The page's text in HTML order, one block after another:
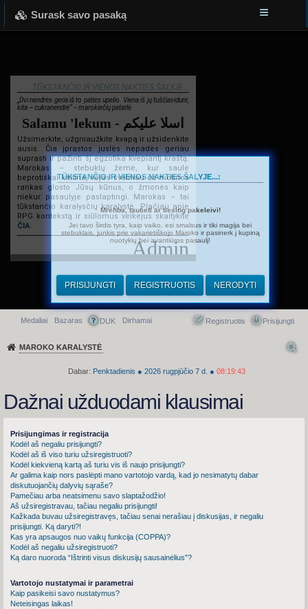
Surask savo pasaką
TŪKSTANČIO IR VIENOS NAKTIES ŠALYJE...
„Dvi nendrės geria iš to paties upelio. Viena iš jų tuščiavidurė,
kita – cukranendrė“ – marokiečių patarlė.
Salamu 'lekum - اسلا عليكم
Užsimerkite, užgniaužkite kvapą ir užsidenkite
ausis. Čia įprastos juslės nepadės geriau
suprasti ir pažinti šį egzotika kvepiantį kraštą.
Marokas – stebuklų žemė, kur saulė
beprotiškai kaitina, vėjas švelniau už motinos
rankas glosto Jūsų kūnus, o žmonės kaip
niekur pasaulyje paslaptingi. Marokas – tai
tūkstančio karalysčių karalystė. Plačiau apie
RPG kontekstą ir siūlomus veikėjus skaitykite
ČIA.
Admin
Greitasis meniu
Medaliai Bazaras DUK Dirhamai Prisijungti
Registruotis
MAROKO KARALYSTĖ
Dabar: Penktadienis ● 2026 rugpjūčio 7 d. ● 08:19:44
TŪKSTANČIO IR VIENOS NAKTIES ŠALYJE...:
Mrehba, tautieti ar tiesiog pakeleivi!
Jei tavo širdis tyra, kaip vaiko, esi smalsus ir tiki magija bei
stebuklais, junkis prie vakarietiškojo Maroko ir pasinerk į kupiną
nuotykių bei avantiūros pasaulį!
PRISIJUNGTI REGISTRUOTIS NERODYTI
Dažnai užduodami klausimai
Prisijungimas ir registracija
Kodėl aš negaliu prisijungti?
Kodėl aš iš viso turiu užsiregistruoti?
Kodėl kiekvieną kartą aš turiu vis iš naujo prisijungti?
Ar galima kaip nors paslėpti mano vartotojo vardą, kad jo nesimatytų dabar
diskutuojančių dalyvių sąraše?
Pamečiau arba neatsimenu savo slaptažodžio!
Aš užsiregistravau, tačiau negaliu prisijungti!
Kažkada buvau užsiregistravęs, tačiau senai nerašiau į diskusijas, ir negaliu
prisijungti. Ką daryti?!
Kas yra apsaugos nuo vaikų funkcija (COPPA)?
Kodėl aš negaliu užsiregistruoti?
Ką daro nuoroda “Ištrinti visus diskusijų sausainėlius”?
Vartotojo nustatymai ir parametrai
Kaip pasikeisi savo nustatymus?
Neteisingas laikas!